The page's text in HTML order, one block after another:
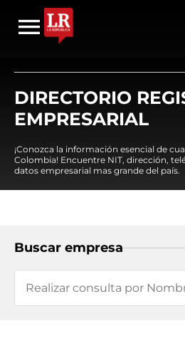
DIRECTORIO
EMPRESARIAL
¡Conozca la información esencial de
Colombia! Encuentre NIT, dirección,
datos empresarial mas grande del país.
Buscar empresa